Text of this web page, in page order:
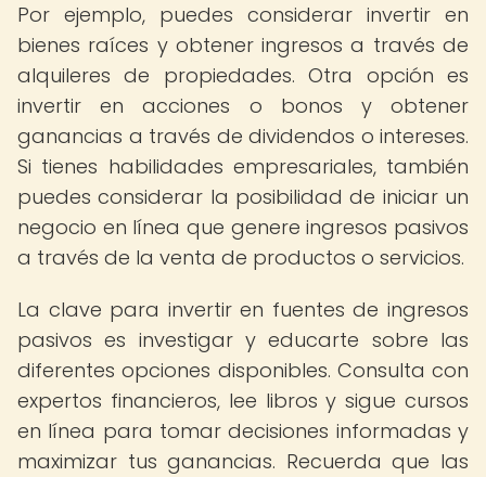
Por ejemplo, puedes considerar invertir en
bienes raíces y obtener ingresos a través de
alquileres de propiedades. Otra opción es
invertir en acciones o bonos y obtener
ganancias a través de dividendos o intereses.
Si tienes habilidades empresariales, también
puedes considerar la posibilidad de iniciar un
negocio en línea que genere ingresos pasivos
a través de la venta de productos o servicios.
La clave para invertir en fuentes de ingresos
pasivos es investigar y educarte sobre las
diferentes opciones disponibles. Consulta con
expertos financieros, lee libros y sigue cursos
en línea para tomar decisiones informadas y
maximizar tus ganancias. Recuerda que las